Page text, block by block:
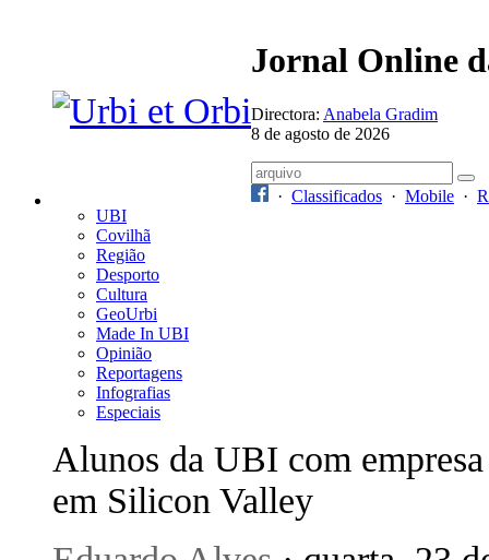
Jornal Online
Directora: Anabela Gradim
8 de agosto de 2026
· Classificados · Mobile ·
UBI
Covilhã
Região
Desporto
Cultura
GeoUrbi
Made In UBI
Opinião
Reportagens
Infografias
Especiais
Alunos da UBI com empresa
em Silicon Valley